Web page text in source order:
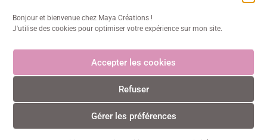
Bonjour et bienvenue chez Maya Créations !
J'utilise des cookies pour optimiser votre expérience sur mon site.
Accepter les cookies
Refuser
Gérer les préférences
Maya Créations
info@mayacreations.fr CGU•CGV•Politique de confidentialité•Politique des
Mentions légales© Maya Créations • Tous droits réservés • 2024
Paiements CB sécurisés et certifiés 3D Secure avec Stripe
0 0